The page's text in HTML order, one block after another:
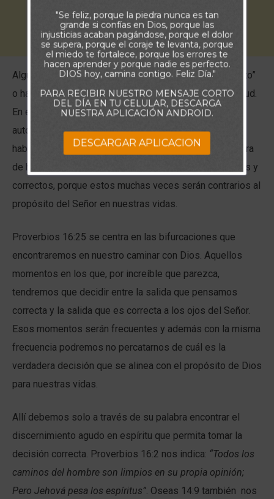
Alguna vez te habrás encontrado con un “Señor Perfecto”
o habrás podido copiar, de forma inconsciente, su actitud.
En esas situaciones, Sentirse siempre capaz y
autosuficiente como para necesitar la ayuda de otros,
habrá significado ir en contra de la lección de la escritura
de hoy: estar atentos a los caminos que parecen obvios y
correctos, porque estos muchas veces serán contrarios al
propósito del Señor en nuestras vidas.
Proverbios 16:25 se centra en las bifurcaciones que
encontraremos en nuestro caminar con Dios. Aquellos
momentos en los que, por increíble que parezca,
tendremos que decidir entre la salida que pensamos
correcta y la salida que es correcta a los ojos del Señor.
Esos momentos serán frecuentes y además con la misma
frecuencia podremos no percatarnos de cuál es la
verdadera decisión que se alinea con el propósito de Dios
para nuestras vidas.
Allí debemos solo a través de su palabra encontrar el
discernimiento agudo en espíritu que permita tomar la
decisión correcta. Proverbios 16:2 nos indica: “Todos los
caminos del hombre son limpios en su propia opinión;
Pero Jehová pesa los espíritus”. Oseas 14:9 también nos
"Se feliz, porque la piedra nunca es tan
grande si confías en Dios, porque las
injusticias acaban pagándose, porque el dolor
se supera, porque el coraje te levanta, porque
el miedo te fortalece, porque los errores te
hacen aprender y porque nadie es perfecto.
DIOS hoy, camina contigo. Feliz Día."
PARA RECIBIR NUESTRO MENSAJE CORTO
DEL DÍA EN TU CELULAR, DESCARGA
NUESTRA APLICACIÓN ANDROID.
DESCARGAR APLICACION